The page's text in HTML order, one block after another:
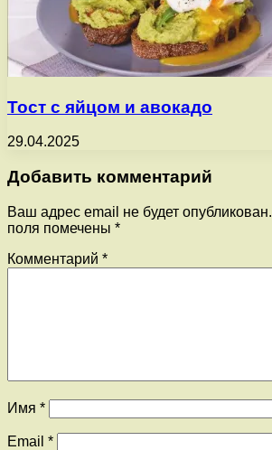
Тост с яйцом и авокадо
29.04.2025
Добавить комментарий
Ваш адрес email не будет опубликован.
поля помечены *
Комментарий *
Имя *
Email *